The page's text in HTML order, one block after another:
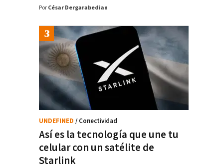
Por César Dergarabedian
Así es la tecnología que une tu
celular con un satélite de
Starlink
UNDEFINED / Conectividad